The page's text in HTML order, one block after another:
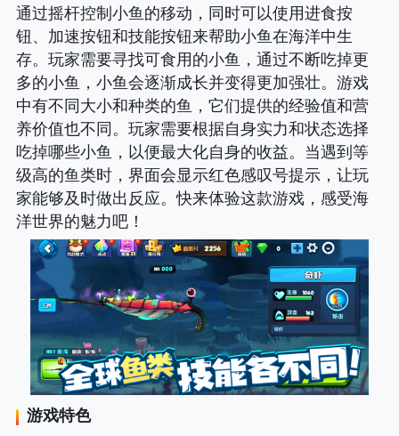
通过摇杆控制小鱼的移动，同时可以使用进食按
钮、加速按钮和技能按钮来帮助小鱼在海洋中生
存。玩家需要寻找可食用的小鱼，通过不断吃掉更
多的小鱼，小鱼会逐渐成长并变得更加强壮。游戏
中有不同大小和种类的鱼，它们提供的经验值和营
养价值也不同。玩家需要根据自身实力和状态选择
吃掉哪些小鱼，以便最大化自身的收益。当遇到等
级高的鱼类时，界面会显示红色感叹号提示，让玩
家能够及时做出反应。快来体验这款游戏，感受海
洋世界的魅力吧！
游戏特色